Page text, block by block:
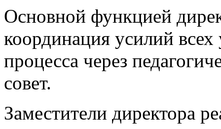
Основной функцией
координация усилий всех
процесса через
совет.
Заместители директора